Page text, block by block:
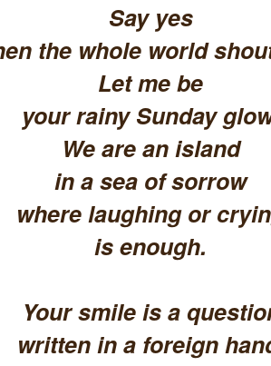
Say yes
the whole world
Let me be
your rainy Sunday
We are an island
in a sea of sorrow
where laughing or
is enough.
Your smile is a
written in a foreign